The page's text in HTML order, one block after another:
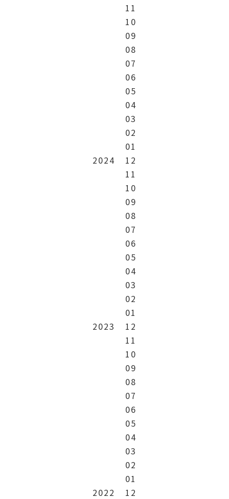
11
10
09
08
07
06
05
04
03
02
01
2024
12
11
10
09
08
07
06
05
04
03
02
01
2023
12
11
10
09
08
07
06
05
04
03
02
01
2022
12